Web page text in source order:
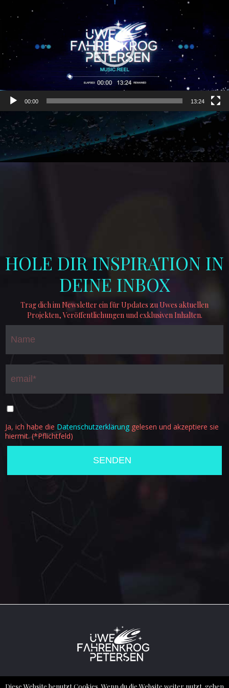
00:00 13:24
HOLE DIR INSPIRATION IN
DEINE INBOX
Trag dich im Newsletter ein für Updates zu Uwes aktuellen
Projekten, Veröffentlichungen und exklusiven Inhalten.
Ja, ich habe die Datenschutzerklärung gelesen und akzeptiere sie
hiermit. (*Pflichtfeld)
Diese Website benutzt Cookies. Wenn du die Website weiter nutzt, gehen